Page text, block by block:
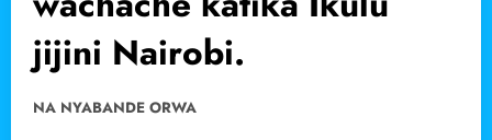
jijini Nairobi.
NA NYABANDE ORWA